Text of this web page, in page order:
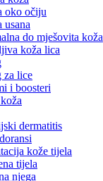
oko očiju
usana
do mješovita koža
koža lica
za lice
i boosteri
dermatitis
kože tijela
tijela
njega